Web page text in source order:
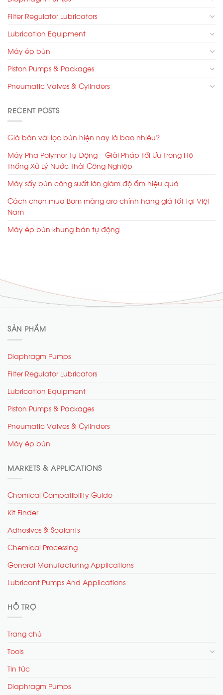
Filter Regulator Lubricators
Lubrication Equipment
Máy ép bùn
Piston Pumps & Packages
Pneumatic Valves & Cylinders
RECENT POSTS
Giá bán vải lọc bùn hiện nay là bao nhiêu?
Máy Pha Polymer Tự Động – Giải Pháp Tối Ưu Trong Hệ
Thống Xử Lý Nước Thải Công Nghiệp
Máy sấy bùn công suất lớn giảm độ ẩm hiệu quả
Cách chọn mua Bơm màng aro chính hãng giá tốt tại Việt
Nam
Máy ép bùn khung bản tự động
SẢN PHẨM
Diaphragm Pumps
Filter Regulator Lubricators
Lubrication Equipment
Piston Pumps & Packages
Pneumatic Valves & Cylinders
Máy ép bùn
MARKETS & APPLICATIONS
Chemical Compatibility Guide
Kit Finder
Adhesives & Sealants
Chemical Processing
General Manufacturing Applications
Lubricant Pumps And Applications
HỖ TRỢ
Trang chủ
Tools
Tin tức
Diaphragm Pumps